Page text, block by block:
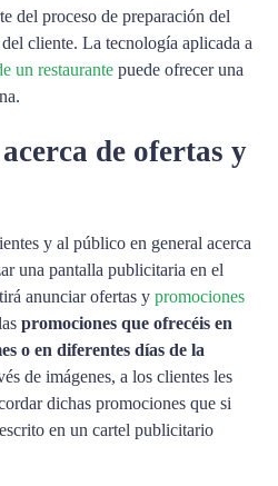
del proceso de preparación del
cliente. La tecnología aplicada a
un restaurante puede ofrecer una
de ofertas y
y al público en general acerca
una pantalla publicitaria en el
anunciar ofertas y promociones
promociones que ofrecéis en
o en diferentes días de la
de imágenes, a los clientes les
dichas promociones que si
en un cartel publicitario